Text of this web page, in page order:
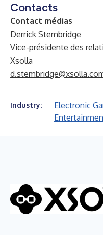
Contacts
Contact médias
Derrick Stembridge
Vice-présidente des
Xsolla
Industry: Electronic